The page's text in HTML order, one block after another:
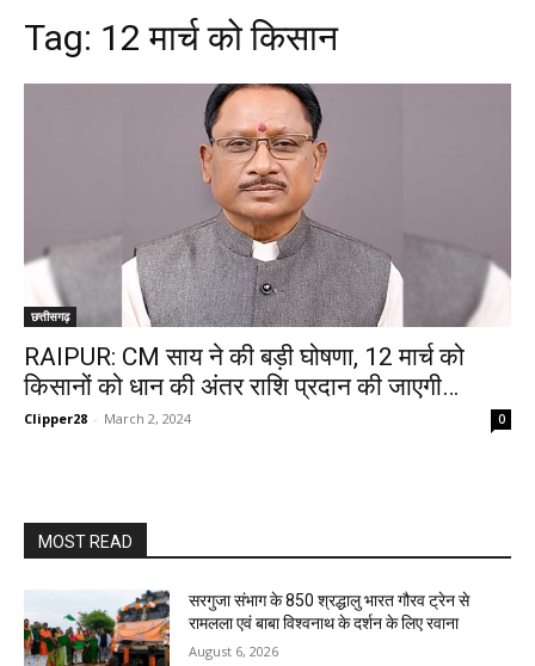
Tag: 12 मार्च को किसान
छत्तीसगढ़
RAIPUR: CM साय ने की बड़ी घोषणा, 12 मार्च को
किसानों को धान की अंतर राशि प्रदान की जाएगी…
Clipper28 - March 2, 2024 0
MOST READ
सरगुजा संभाग के 850 श्रद्धालु भारत गौरव ट्रेन से
रामलला एवं बाबा विश्वनाथ के दर्शन के लिए रवाना
August 6, 2026